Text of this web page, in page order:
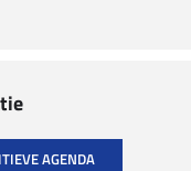
AGENDA